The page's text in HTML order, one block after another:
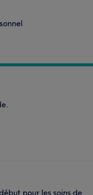
pour les soins de